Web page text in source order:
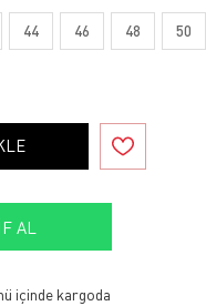
44 46 48 50
AL
içinde kargoda